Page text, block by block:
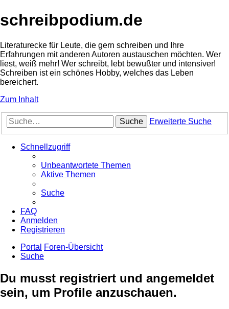
schreibpodium.de
Literaturecke für Leute, die gern schreiben und Ihre
Erfahrungen mit anderen Autoren austauschen möchten. Wer
liest, weiß mehr! Wer schreibt, lebt bewußter und intensiver!
Schreiben ist ein schönes Hobby, welches das Leben
bereichert.
Zum Inhalt
Suche Erweiterte Suche
Schnellzugriff
Unbeantwortete Themen
Aktive Themen
Suche
FAQ
Anmelden
Registrieren
Portal Foren-Übersicht
Suche
Du musst registriert und angemeldet
sein, um Profile anzuschauen.